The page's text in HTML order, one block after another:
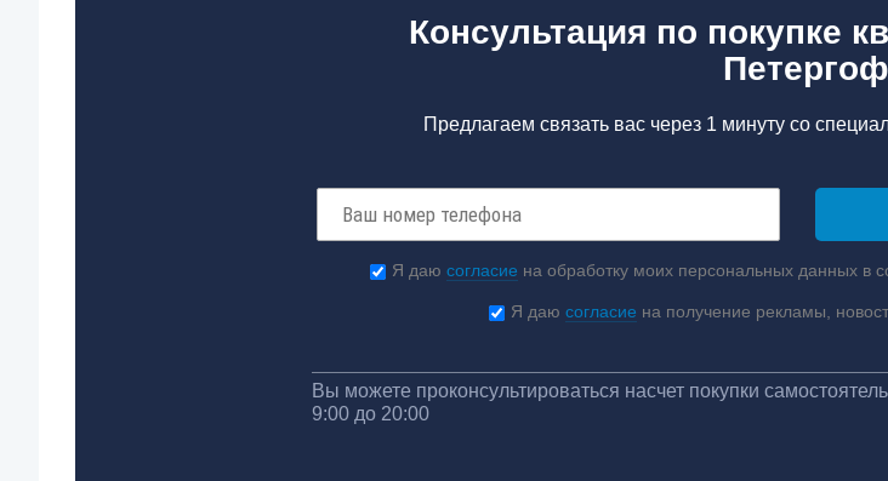
Консультация по покупке
Предлагаем связать вас через 1 минуту со
Я даю согласие на обработку моих персональных данных в
Я даю согласие на получение рекламы,
Вы можете проконсультироваться насчет покупки
9:00 до 20:00